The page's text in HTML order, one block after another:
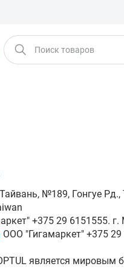
№189, Гонгуе Рд.,
+375 29 6151555.
ООО "Гигамаркет" +375
является мировым